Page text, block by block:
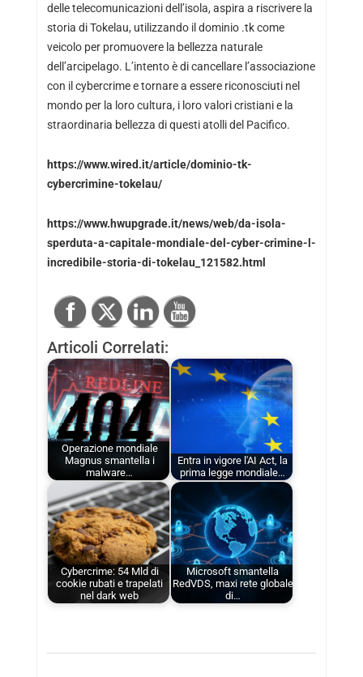
delle telecomunicazioni dell’isola, aspira a riscrivere la
storia di Tokelau, utilizzando il dominio .tk come
veicolo per promuovere la bellezza naturale
dell’arcipelago. L’intento è di cancellare l’associazione
con il cybercrime e tornare a essere riconosciuti nel
mondo per la loro cultura, i loro valori cristiani e la
straordinaria bellezza di questi atolli del Pacifico.
https://www.wired.it/article/dominio-tk-
cybercrimine-tokelau/
https://www.hwupgrade.it/news/web/da-isola-
sperduta-a-capitale-mondiale-del-cyber-crimine-l-
incredibile-storia-di-tokelau_121582.html
Articoli Correlati:
Operazione mondiale
Magnus smantella i
malware…
Entra in vigore l'AI Act, la
prima legge mondiale…
Cybercrime: 54 Mld di
cookie rubati e trapelati
nel dark web
Microsoft smantella
RedVDS, maxi rete globale
di…